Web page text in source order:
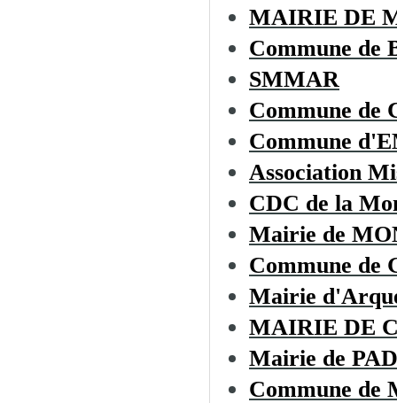
MAIRIE DE
Commune de
SMMAR
Commune de
Commune
Association
CDC de la
Mairie de
Commune de
Mairie
MAIRIE DE
Mairie de
Commune de